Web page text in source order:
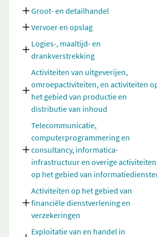
Groot- en detailhandel
Vervoer en opslag
Logies-, maaltijd- en
drankverstrekking
Activiteiten van uitgeverijen,
omroepactiviteiten, en activiteiten
het gebied van productie en
distributie van inhoud
Telecommunicatie,
computerprogrammering en
consultancy, informatica-
infrastructuur en overige activiteiten
op het gebied van
Activiteiten op het gebied van
financiële dienstverlening en
verzekeringen
Exploitatie van en handel in